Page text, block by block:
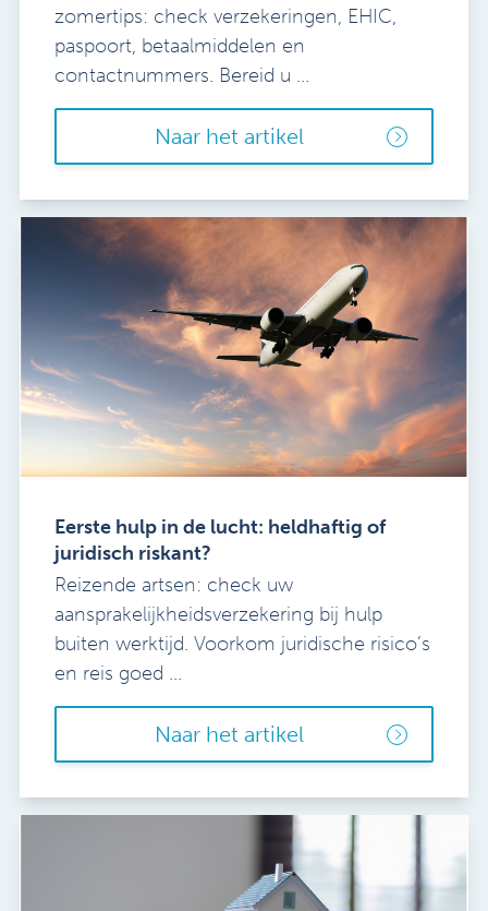
zomertips: check verzekeringen, EHIC,
paspoort, betaalmiddelen en
contactnummers. Bereid u ...
Naar het artikel
Eerste hulp in de lucht: heldhaftig of
juridisch riskant?
Reizende artsen: check uw
aansprakelijkheidsverzekering bij hulp
buiten werktijd. Voorkom juridische risico’s
en reis goed ...
Naar het artikel